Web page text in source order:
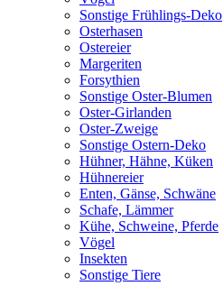
Sonstige Frühlings-Deko
Osterhasen
Ostereier
Margeriten
Forsythien
Sonstige Oster-Blumen
Oster-Girlanden
Oster-Zweige
Sonstige Ostern-Deko
Hühner, Hähne, Küken
Hühnereier
Enten, Gänse, Schwäne
Schafe, Lämmer
Kühe, Schweine, Pferde
Vögel
Insekten
Sonstige Tiere